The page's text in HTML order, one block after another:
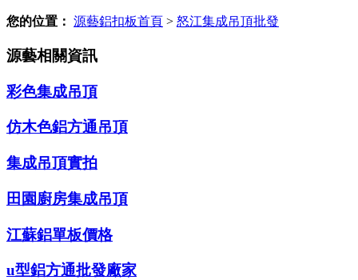
您的位置： 源藝鋁扣板首頁 > 怒江集成吊頂批發
源藝相關資訊
彩色集成吊頂
仿木色鋁方通吊頂
集成吊頂實拍
田園廚房集成吊頂
江蘇鋁單板價格
u型鋁方通批發廠家